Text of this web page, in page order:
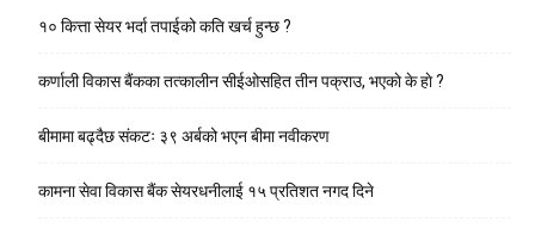
१० कित्ता सेयर भर्दा तपाईको कति खर्च हुन्छ ?
कर्णाली विकास बैंकका तत्कालीन सीईओसहित तीन पक्राउ, भएकाे के हाे ?
बीमामा बढ्दैछ संकटः ३९ अर्बको भएन बीमा नवीकरण
कामना सेवा विकास बैंक सेयरधनीलाई १५ प्रतिशत नगद दिने